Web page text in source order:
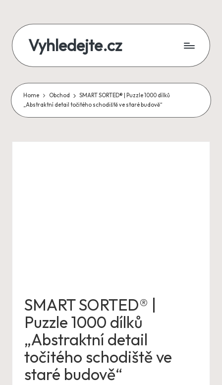
content
Vyhledejte.cz
zájezdy,
recenze,
produkty
půjčky
Home Obchod
SMART SORTED® | Puzzle 1000 dílků
„Abstraktní detail točitého schodiště ve staré budově“
SMART SORTED® |
Puzzle 1000 dílků
„Abstraktní detail
točitého schodiště ve
staré budově“